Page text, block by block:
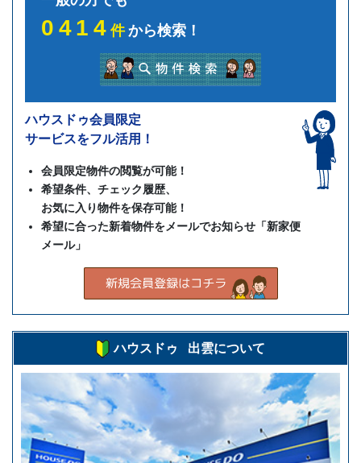
0414件から検索！
ハウスドゥ会員限定
サービスをフル活用！
会員限定物件の閲覧が可能！
希望条件、チェック履歴、
お気に入り物件を保存可能！
希望に合った新着物件をメールでお知らせ「新家便
メール」
ハウスドゥ 出雲について